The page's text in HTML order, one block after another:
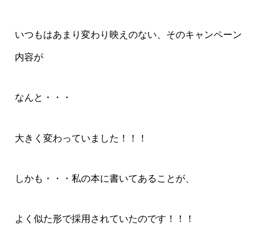
いつもはあまり変わり映えのない、そのキャンペーン
内容が
なんと・・・
大きく変わっていました！！！
しかも・・・私の本に書いてあることが、
よく似た形で採用されていたのです！！！